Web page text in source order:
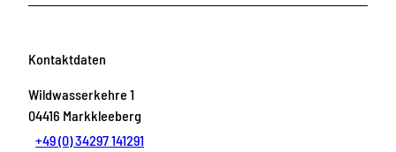
Kontaktdaten
Wildwasserkehre 1
04416 Markkleeberg
+49 (0) 34297 141291